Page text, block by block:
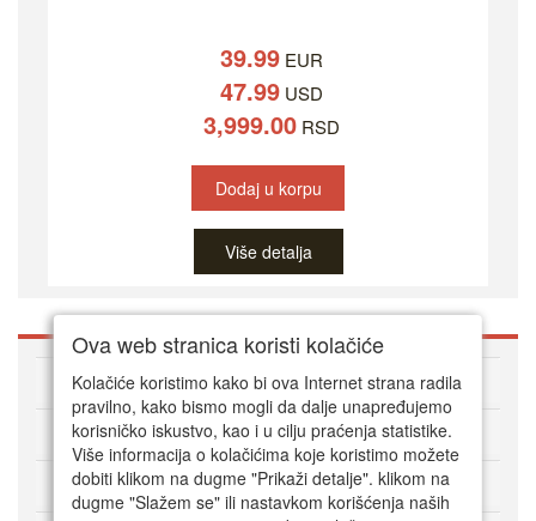
39.99EUR
47.99USD
3,999.00RSD
Dodaj u korpu
Više detalja
O DVD Zoni
Kako kupovati online
Korisnički servis
Ova web stranica koristi kolačiće
Kolačiće koristimo kako bi ova Internet strana radila
pravilno, kako bismo mogli da dalje unapređujemo
korisničko iskustvo, kao i u cilju praćenja statistike.
Više informacija o kolačićima koje koristimo možete
dobiti klikom na dugme "Prikaži detalje". klikom na
dugme "Slažem se" ili nastavkom korišćenja naših